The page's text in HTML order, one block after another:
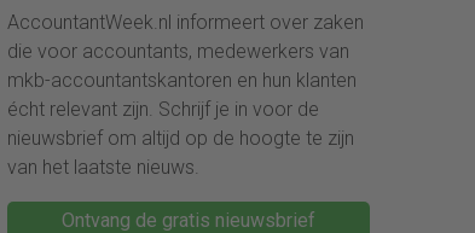
AccountantWeek.nl informeert over zaken
die voor accountants, medewerkers van
mkb-accountantskantoren en hun klanten
écht relevant zijn. Schrijf je in voor de
nieuwsbrief om altijd op de hoogte te zijn
van het laatste nieuws.
Ontvang de gratis nieuwsbrief